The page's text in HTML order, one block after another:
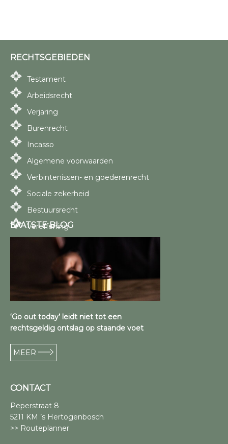
RECHTSGEBIEDEN
Testament
Arbeidsrecht
Verjaring
Burenrecht
Incasso
Algemene voorwaarden
Verbintenissen- en goederenrecht
Sociale zekerheid
Bestuursrecht
Vereffening
LAATSTE BLOG
‘Go out today’ leidt niet tot een
rechtsgeldig ontslag op staande voet
MEER
CONTACT
Peperstraat 8
5211 KM ’s Hertogenbosch
>> Routeplanner